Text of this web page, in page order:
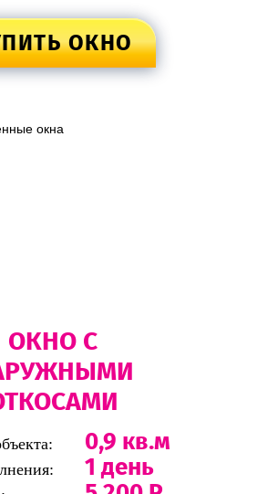
ОКНО
ОКНО С
0,9 кв.м
1 день